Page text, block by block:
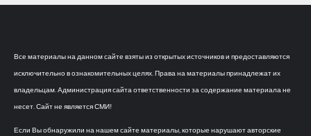
Все материалы на данном сайте взяты из открытых источников и предоставляются
исключительно в ознакомительных целях. Права на материалы принадлежат их
владельцам. Администрация сайта ответственности за содержание материала не
несет. Сайт не является СМИ!
Если Вы обнаружили на нашем сайте материалы, которые нарушают авторские